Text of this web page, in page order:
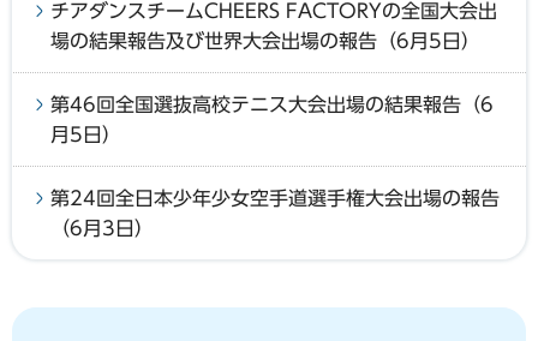
チアダンスチームCHEERS FACTORYの全国大会出
場の結果報告及び世界大会出場の報告（6月5日）
第46回全国選抜高校テニス大会出場の結果報告（6
月5日）
第24回全日本少年少女空手道選手権大会出場の報告
（6月3日）